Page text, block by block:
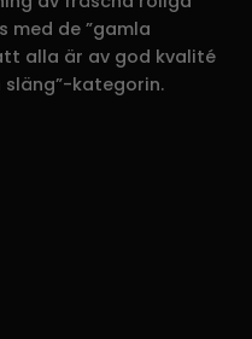
med de ”gamla
alla är av god kvalité
kategorin.